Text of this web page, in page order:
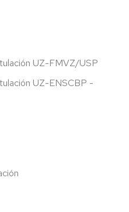
UZ-­FMVZ/USP
UZ-ENSCBP -